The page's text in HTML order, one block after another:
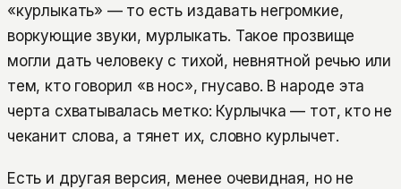
«курлыкать» — то есть издавать негромкие,
воркующие звуки, мурлыкать. Такое прозвище
могли дать человеку с тихой, невнятной речью или
тем, кто говорил «в нос», гнусаво. В народе эта
черта схватывалась метко: Курлычка — тот, кто не
чеканит слова, а тянет их, словно курлычет.
Есть и другая версия, менее очевидная, но не